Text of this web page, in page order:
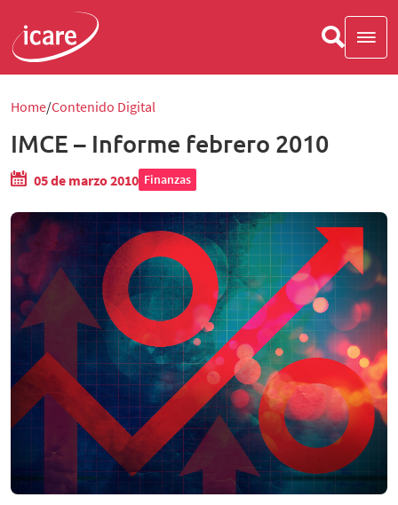
Home Contenido Digital
IMCE – Informe febrero 2010
05 de marzo 2010 Finanzas